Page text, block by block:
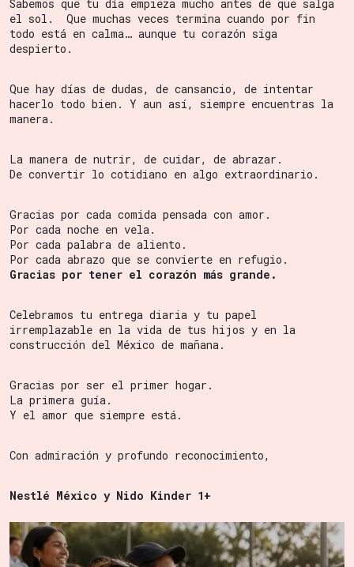
Sabemos que tu día empieza mucho antes de que salga
el sol. Que muchas veces termina cuando por fin
todo está en calma… aunque tu corazón siga
despierto.
Que hay días de dudas, de cansancio, de intentar
hacerlo todo bien. Y aun así, siempre encuentras la
manera.
La manera de nutrir, de cuidar, de abrazar.
De convertir lo cotidiano en algo extraordinario.
Gracias por cada comida pensada con amor.
Por cada noche en vela.
Por cada palabra de aliento.
Por cada abrazo que se convierte en refugio.
Gracias por tener el corazón más grande.
Celebramos tu entrega diaria y tu papel
irremplazable en la vida de tus hijos y en la
construcción del México de mañana.
Gracias por ser el primer hogar.
La primera guía.
Y el amor que siempre está.
Con admiración y profundo reconocimiento,
Nestlé México y Nido Kinder 1+